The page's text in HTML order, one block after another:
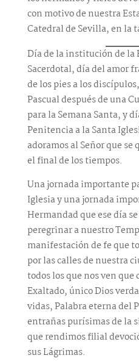
con motivo de nuestra
Catedral de Sevilla, en la
Día de la institución de la
Sacerdotal, día del amor
de los pies a los
Pascual después de una
para la Semana Santa, y
Penitencia a la Santa
adoramos al Señor que
el final de los tiempos.
Una jornada importante
Iglesia y una jornada
Hermandad que ese día
peregrinar a nuestro
manifestación de fe que
por las calles de nuestra
todos los que nos ven que
Exaltado, único Dios
vidas, Palabra eterna del
entrañas purísimas de la
que rendimos filial
sus Lágrimas.